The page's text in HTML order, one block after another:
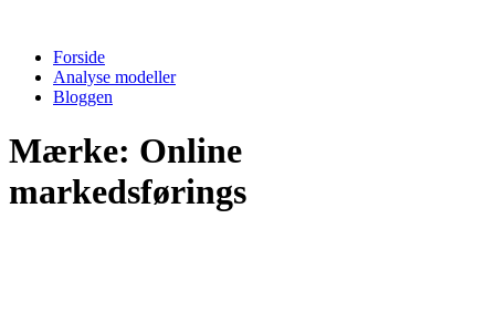
Forside
Analyse modeller
Bloggen
Mærke: Online
markedsførings